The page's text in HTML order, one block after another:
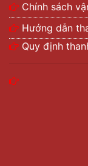
Chính sách
Hướng dẫn
Quy định